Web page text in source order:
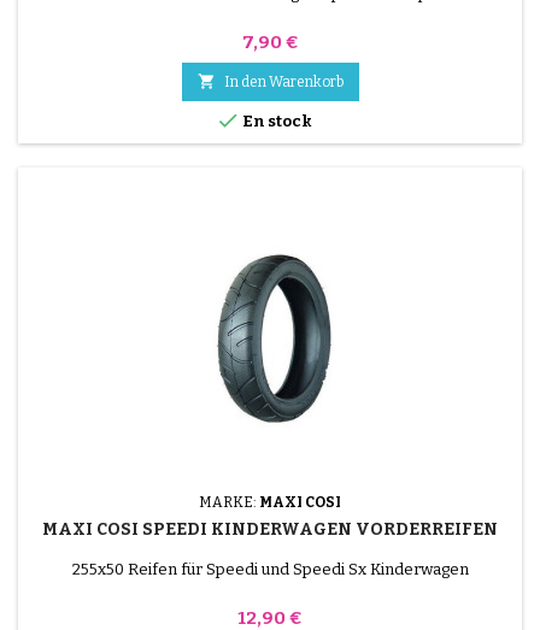
Preis
7,90 €
 In den Warenkorb
 En stock
MARKE: MAXI COSI
MAXI COSI SPEEDI KINDERWAGEN VORDERREIFEN
255x50 Reifen für Speedi und Speedi Sx Kinderwagen
Preis
12,90 €